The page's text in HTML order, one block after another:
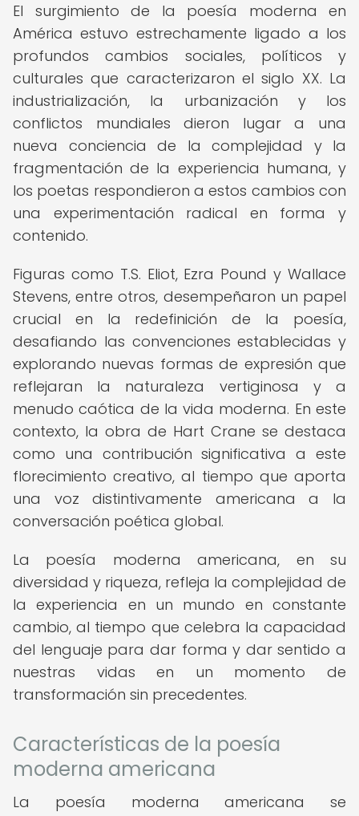
El surgimiento de la poesía moderna en
América estuvo estrechamente ligado a los
profundos cambios sociales, políticos y
culturales que caracterizaron el siglo XX. La
industrialización, la urbanización y los
conflictos mundiales dieron lugar a una
nueva conciencia de la complejidad y la
fragmentación de la experiencia humana, y
los poetas respondieron a estos cambios con
una experimentación radical en forma y
contenido.
Figuras como T.S. Eliot, Ezra Pound y Wallace
Stevens, entre otros, desempeñaron un papel
crucial en la redefinición de la poesía,
desafiando las convenciones establecidas y
explorando nuevas formas de expresión que
reflejaran la naturaleza vertiginosa y a
menudo caótica de la vida moderna. En este
contexto, la obra de Hart Crane se destaca
como una contribución significativa a este
florecimiento creativo, al tiempo que aporta
una voz distintivamente americana a la
conversación poética global.
La poesía moderna americana, en su
diversidad y riqueza, refleja la complejidad de
la experiencia en un mundo en constante
cambio, al tiempo que celebra la capacidad
del lenguaje para dar forma y dar sentido a
nuestras vidas en un momento de
transformación sin precedentes.
Características de la poesía
moderna americana
La poesía moderna americana se